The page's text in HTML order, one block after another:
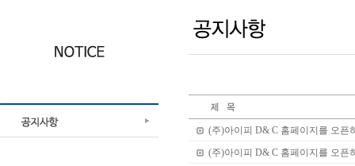
(주)아이피 D& C 홈페이지를 오픈
(주)아이피 D& C 홈페이지를 오픈